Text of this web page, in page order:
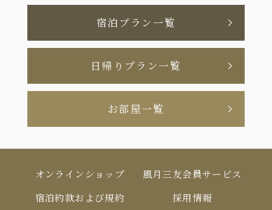
宿泊プラン一覧
日帰りプラン一覧
お部屋一覧
オンラインショップ
風月三友会員サービス
宿泊約款および規約
採用情報